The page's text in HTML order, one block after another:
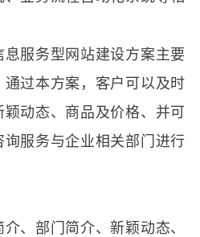
服务型 网站建设方案主要
过本方案，客户可以及时
动态、商品及价格、并可
服务与企业相关部门进行
部门简介、新颖动态、